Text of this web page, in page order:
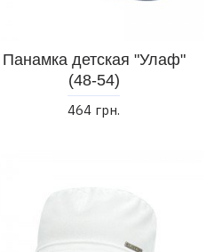
Панамка детская "Улаф"
(48-54)
464 грн.